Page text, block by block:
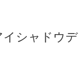
シャドウデ